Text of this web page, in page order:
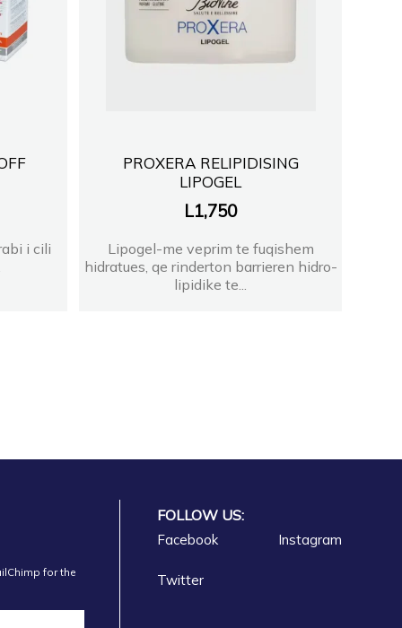
i cili
PROXERA RELIPIDISING
LIPOGEL
L1,750
Lipogel-me veprim te fuqishem
hidratues, qe rinderton barrieren hidro-
lipidike te...
for the
FOLLOW US:
Facebook Instagram
Twitter